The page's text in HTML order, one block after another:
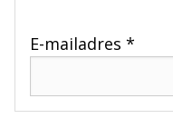
E-mailadres *